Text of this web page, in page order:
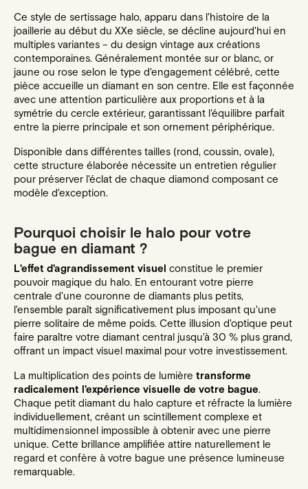
Ce style de sertissage halo, apparu dans l'histoire de la
joaillerie au début du XXe siècle, se décline aujourd'hui en
multiples variantes – du design vintage aux créations
contemporaines. Généralement montée sur or blanc, or
jaune ou rose selon le type d'engagement célébré, cette
pièce accueille un diamant en son centre. Elle est façonnée
avec une attention particulière aux proportions et à la
symétrie du cercle extérieur, garantissant l'équilibre parfait
entre la pierre principale et son ornement périphérique.
Disponible dans différentes tailles (rond, coussin, ovale),
cette structure élaborée nécessite un entretien régulier
pour préserver l'éclat de chaque diamond composant ce
modèle d'exception.
Pourquoi choisir le halo pour votre
bague en diamant ?
L'effet d'agrandissement visuel constitue le premier
pouvoir magique du halo. En entourant votre pierre
centrale d'une couronne de diamants plus petits,
l'ensemble paraît significativement plus imposant qu'une
pierre solitaire de même poids. Cette illusion d'optique peut
faire paraître votre diamant central jusqu'à 30 % plus grand,
offrant un impact visuel maximal pour votre investissement.
La multiplication des points de lumière transforme
radicalement l'expérience visuelle de votre bague.
Chaque petit diamant du halo capture et réfracte la lumière
individuellement, créant un scintillement complexe et
multidimensionnel impossible à obtenir avec une pierre
unique. Cette brillance amplifiée attire naturellement le
regard et confère à votre bague une présence lumineuse
remarquable.